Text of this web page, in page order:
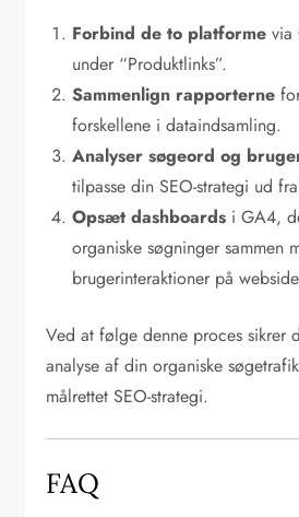
Forbind de to platforme via
under “Produktlinks”.
Sammenlign rapporterne
forskellene i dataindsamling.
Analyser søgeord og
tilpasse din SEO-strategi ud
Opsæt dashboards i GA4,
organiske søgninger sammen
brugerinteraktioner på
Ved at følge denne proces sikrer
analyse af din organiske
målrettet SEO-strategi.
FAQ